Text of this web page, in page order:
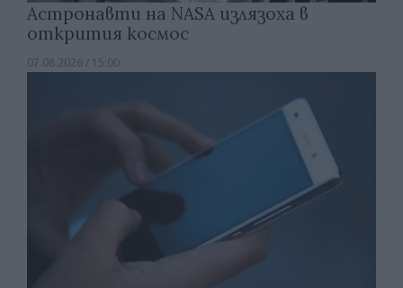
Астронавти на NASA излязоха в
открития космос
07.08.2026 / 15:00